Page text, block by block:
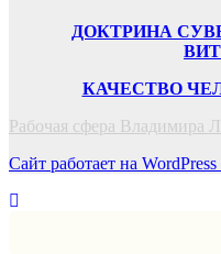
ДОКТРИНА
КАЧЕСТВО
Рабочая сфера Владимира
Сайт работает на WordPress